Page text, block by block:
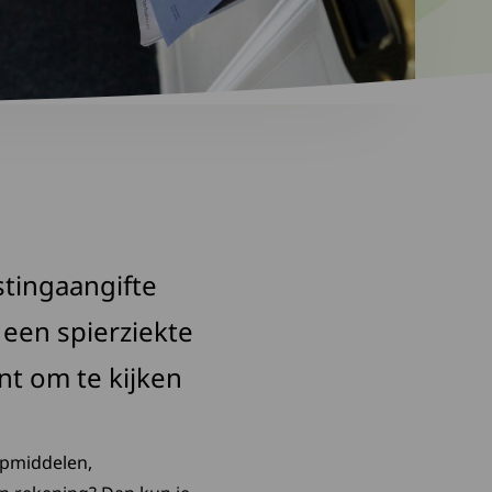
spierziekte
om te kijken